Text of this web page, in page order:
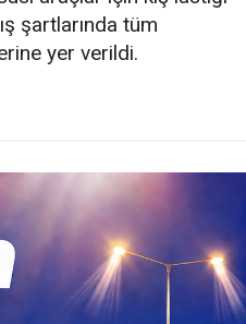
şartlarında tüm
yer verildi.